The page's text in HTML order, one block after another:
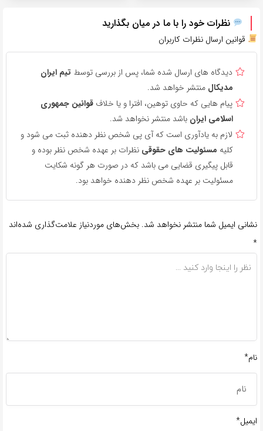
نظرات خود را با ما در میان بگذارید
قوانین ارسال نظرات کاربران
دیدگاه های ارسال شده شما، پس از بررسی توسط تیم ایران
مدیکال منتشر خواهد شد.
پیام هایی که حاوی توهین، افترا و یا خلاف قوانین جمهوری
اسلامی ایران باشد منتشر نخواهد شد.
لازم به یادآوری است که آی پی شخص نظر دهنده ثبت می شود و
کلیه مسئولیت های حقوقی نظرات بر عهده شخص نظر بوده و
قابل پیگیری قضایی می باشد که در صورت هر گونه شکایت
مسئولیت بر عهده شخص نظر دهنده خواهد بود.
نشانی ایمیل شما منتشر نخواهد شد. بخش‌های موردنیاز علامت‌گذاری شده‌اند
*
نام*
ایمیل*